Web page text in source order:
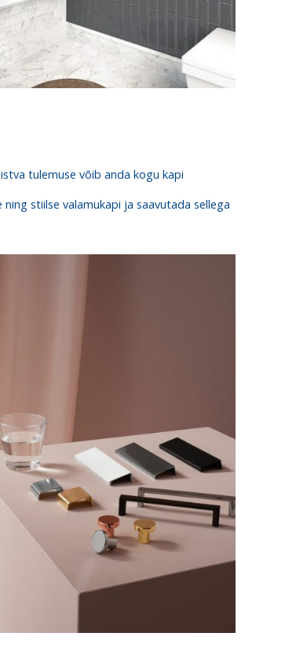
tulemuse võib anda kogu kapi
stiilse valamukapi ja saavutada sellega